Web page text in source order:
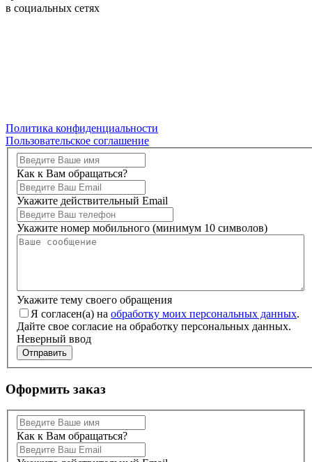
в социальных сетях
Политика конфиденциальности
Пользовательское соглашение
Как к Вам обращаться?
Укажите действительный Email
Укажите номер мобильного (минимум 10 символов)
Укажите тему своего обращения
Я согласен(а) на обработку моих персональных данных.
Дайте свое согласие на обработку персональных данных.
Неверный ввод
Отправить
Оформить заказ
Как к Вам обращаться?